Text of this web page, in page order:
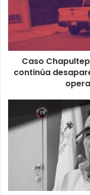
y
menor;
continúa
desaparecido
hombre
Poza
Rica
Caso
continúa
lanza